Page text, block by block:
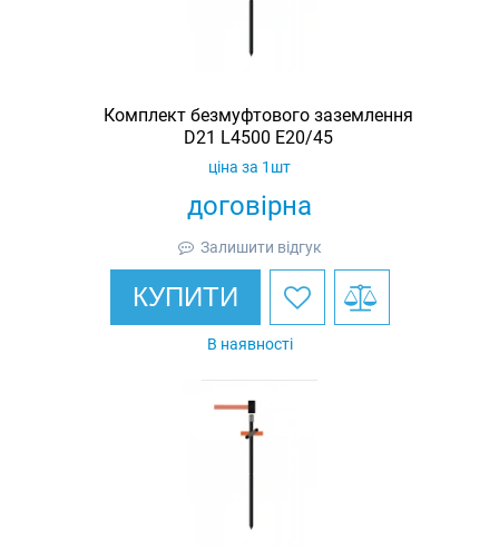
Комплект безмуфтового заземлення
D21 L4500 E20/45
договірна
ціна за 1шт
Залишити відгук
КУПИТИ
В наявності